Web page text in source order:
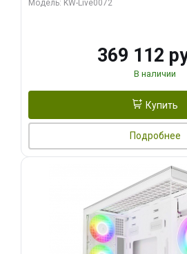
Модель: KW-Live0072
369 112
В наличии
Купить
Подробнее